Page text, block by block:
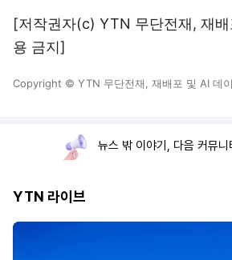
[저작권자(c) YTN 무단전재, 재
용 금지]
Copyright © YTN 무단전재, 재배포 및 AI 데
뉴스 밖 이야기, 다음 커뮤니
YTN 라이브